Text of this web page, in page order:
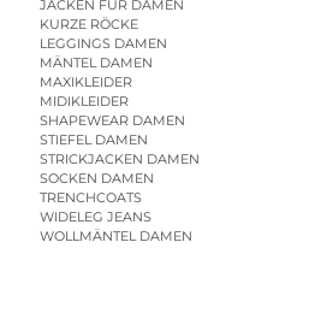
JACKEN FÜR DAMEN
KURZE RÖCKE
LEGGINGS DAMEN
MÄNTEL DAMEN
MAXIKLEIDER
MIDIKLEIDER
SHAPEWEAR DAMEN
STIEFEL DAMEN
STRICKJACKEN DAMEN
SOCKEN DAMEN
TRENCHCOATS
WIDELEG JEANS
WOLLMÄNTEL DAMEN